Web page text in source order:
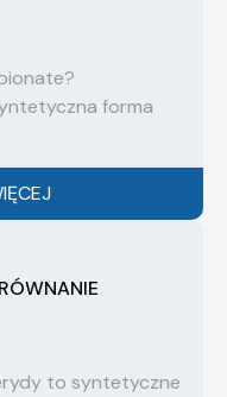
forma
to syntetyczne